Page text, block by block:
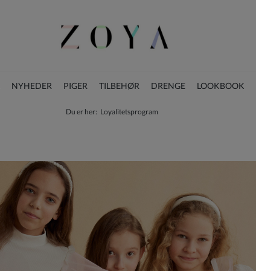
NYHEDER PIGER TILBEHØR DRENGE LOOKBOOK
Du er her: Loyalitetsprogram